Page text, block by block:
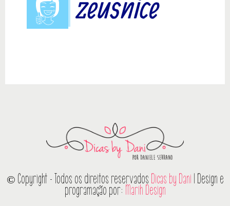
© Copyright - Todos os direitos reservados Dicas by Dani | Design e
programação por: Marih Design